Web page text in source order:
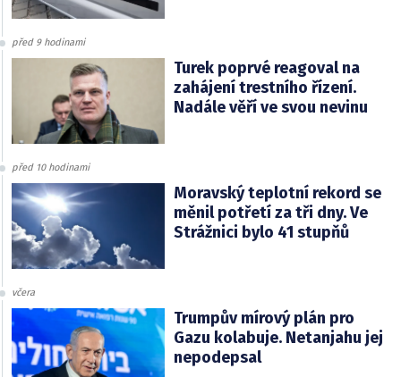
před 9 hodinami
Turek poprvé reagoval na
zahájení trestního řízení.
Nadále věří ve svou nevinu
před 10 hodinami
Moravský teplotní rekord se
měnil potřetí za tři dny. Ve
Strážnici bylo 41 stupňů
včera
Trumpův mírový plán pro
Gazu kolabuje. Netanjahu jej
nepodepsal